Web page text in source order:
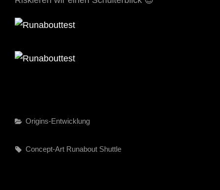
Categories
Origins-Entwicklung
Tags,
Concept-Art Runabout Shuttle